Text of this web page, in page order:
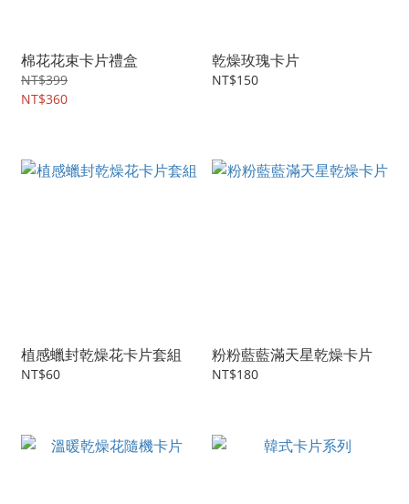
棉花花束卡片禮盒
NT$399
NT$360
乾燥玫瑰卡片
NT$150
植感蠟封乾燥花卡片套組
NT$60
粉粉藍藍滿天星乾燥卡片
NT$180